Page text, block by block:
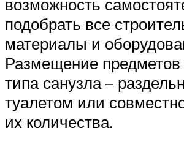
возможность
подобрать все
материалы и
Размещение предметов
типа санузла –
туалетом или
их количества.